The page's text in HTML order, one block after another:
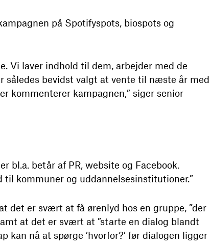
på Spotifyspots, biospots og
Vi laver indhold til dem, arbejder med de
således bevidst valgt at vente til næste år med
kommenterer kampagnen,” siger senior
bl.a. betår af PR, website og Facebook.
kommuner og uddannelsesinstitutioner.”
det er svært at få ørenlyd hos en gruppe, ”der
at det er svært at ”starte en dialog blandt
nå at spørge ’hvorfor?’ før dialogen ligger